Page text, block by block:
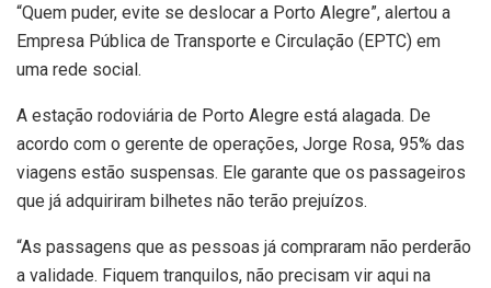
“Quem puder, evite se deslocar a Porto Alegre”, alertou a
Empresa Pública de Transporte e Circulação (EPTC) em
uma rede social.
A estação rodoviária de Porto Alegre está alagada. De
acordo com o gerente de operações, Jorge Rosa, 95% das
viagens estão suspensas. Ele garante que os passageiros
que já adquiriram bilhetes não terão prejuízos.
“As passagens que as pessoas já compraram não perderão
a validade. Fiquem tranquilos, não precisam vir aqui na